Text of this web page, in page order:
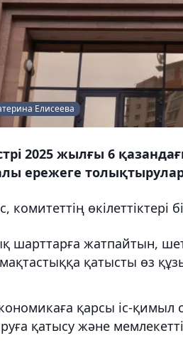
Елисеева
2025 жылғы 6
ережеге
комитеттің
шарттарға жатпайтын,
қатысты өз
қарсы іс-қимыл
қатысу және